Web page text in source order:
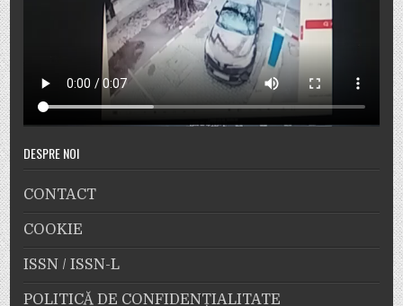
DESPRE NOI
CONTACT
COOKIE
ISSN / ISSN-L
POLITICĂ DE CONFIDENȚIALITATE